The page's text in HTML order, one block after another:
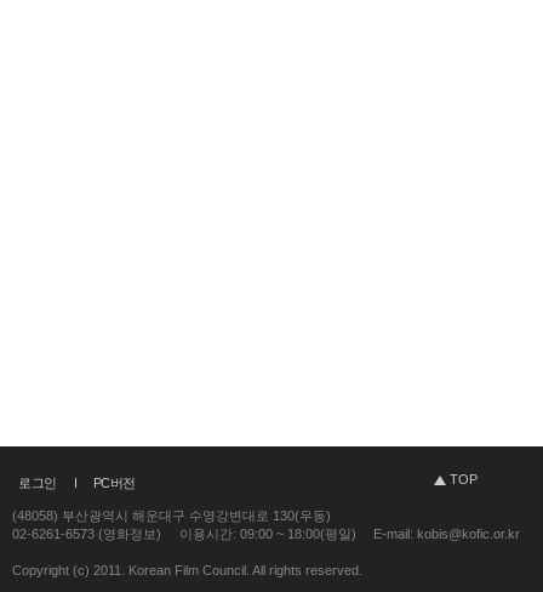
로그인 PC버전 TOP
(48058) 부산광역시 해운대구 수영강변대로 130(우동)
02-6261-6573 (영화정보)
이용시간: 09:00 ~ 18:00(평일) E-mail: kobis@kofic.or.kr
Copyright (c) 2011. Korean Film Council. All rights reserved.